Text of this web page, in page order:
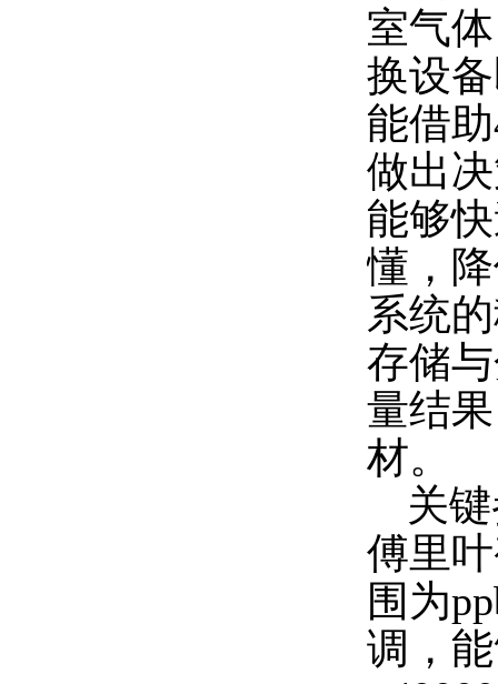
室气
换设
能借
做出
能够
懂，
系统
存储
量结
材。
关
傅里
围为
调，